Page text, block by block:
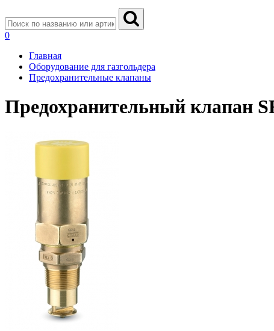
0
Главная
Оборудование для газгольдера
Предохранительные клапаны
Предохранительный клапан